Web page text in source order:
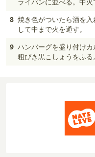
8 焼き色がついたら酒を
して中まで火を通す。
9 ハンバーグを盛り付け
粗びき黒こしょうをふる。